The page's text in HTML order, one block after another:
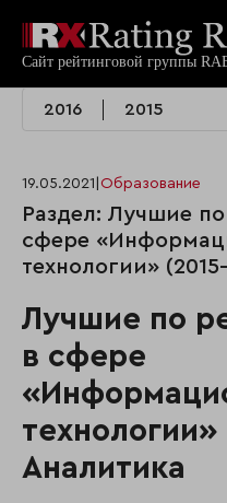
2016 2015
19.05.2021 Образование
Раздел: Лучшие
сфере
технологии»
Лучшие по
в сфере
Аналитика